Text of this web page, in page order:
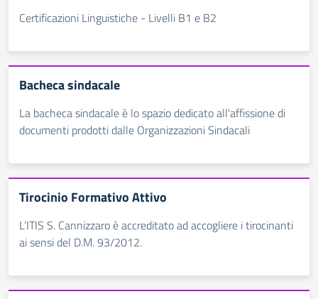
Certificazioni Linguistiche - Livelli B1 e B2
Bacheca sindacale
La bacheca sindacale è lo spazio dedicato all'affissione di
documenti prodotti dalle Organizzazioni Sindacali
Tirocinio Formativo Attivo
L’ITIS S. Cannizzaro è accreditato ad accogliere i tirocinanti
ai sensi del D.M. 93/2012.